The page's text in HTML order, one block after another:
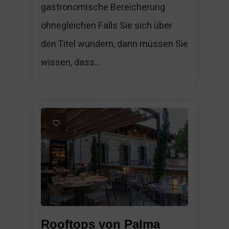
gastronomische Bereicherung
ohnegleichen Falls Sie sich über
den Titel wundern, dann müssen Sie
wissen, dass...
1
Rooftops von Palma